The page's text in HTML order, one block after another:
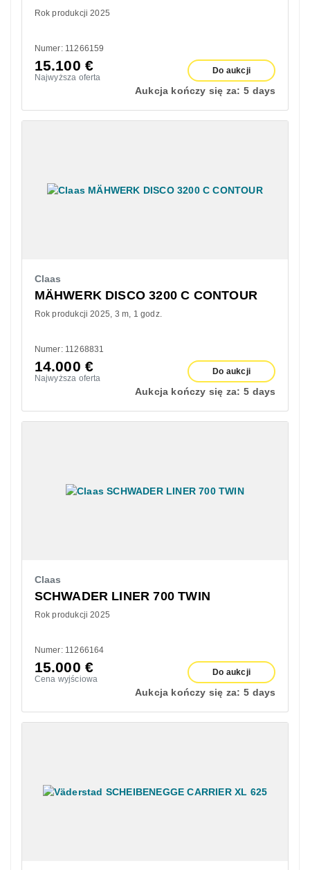
Rok produkcji 2025
Numer: 11266159
15.100 €
Najwyższa oferta
Do aukcji
Aukcja kończy się za: 5 days
Claas
MÄHWERK DISCO 3200 C CONTOUR
Rok produkcji 2025 3 m 1 godz.
Numer: 11268831
14.000 €
Najwyższa oferta
Do aukcji
Aukcja kończy się za: 5 days
Claas
SCHWADER LINER 700 TWIN
Rok produkcji 2025
Numer: 11266164
15.000 €
Cena wyjściowa
Do aukcji
Aukcja kończy się za: 5 days